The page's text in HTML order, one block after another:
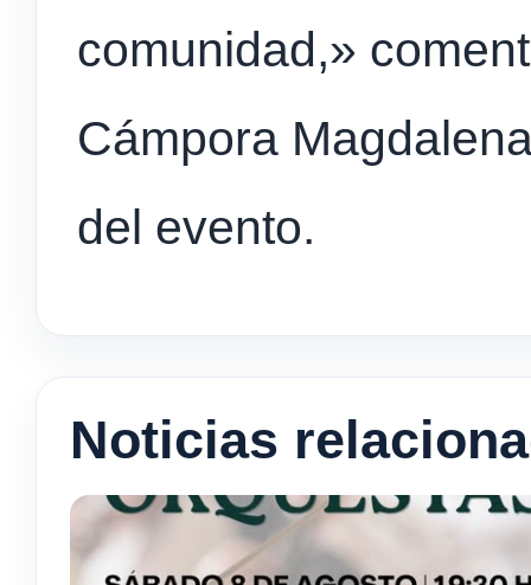
comunidad,»
Cámpora
del evento.
Noticias